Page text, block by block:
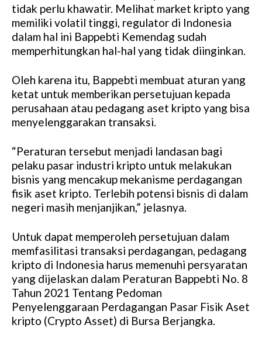
tidak perlu khawatir. Melihat market kripto yang
memiliki volatil tinggi, regulator di Indonesia
dalam hal ini Bappebti Kemendag sudah
memperhitungkan hal-hal yang tidak diinginkan.
Oleh karena itu, Bappebti membuat aturan yang
ketat untuk memberikan persetujuan kepada
perusahaan atau pedagang aset kripto yang bisa
menyelenggarakan transaksi.
“Peraturan tersebut menjadi landasan bagi
pelaku pasar industri kripto untuk melakukan
bisnis yang mencakup mekanisme perdagangan
fisik aset kripto. Terlebih potensi bisnis di dalam
negeri masih menjanjikan,” jelasnya.
Untuk dapat memperoleh persetujuan dalam
memfasilitasi transaksi perdagangan, pedagang
kripto di Indonesia harus memenuhi persyaratan
yang dijelaskan dalam Peraturan Bappebti No. 8
Tahun 2021 Tentang Pedoman
Penyelenggaraan Perdagangan Pasar Fisik Aset
kripto (Crypto Asset) di Bursa Berjangka.